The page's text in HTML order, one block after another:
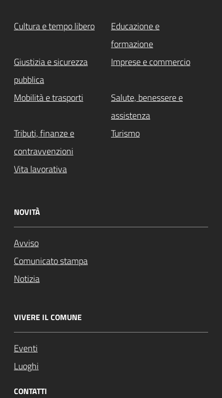
Cultura e tempo libero
Educazione e
formazione
Giustizia e sicurezza
pubblica
Imprese e commercio
Mobilità e trasporti
Salute, benessere e
assistenza
Tributi, finanze e
contravvenzioni
Turismo
Vita lavorativa
NOVITÀ
Avviso
Comunicato stampa
Notizia
VIVERE IL COMUNE
Eventi
Luoghi
CONTATTI